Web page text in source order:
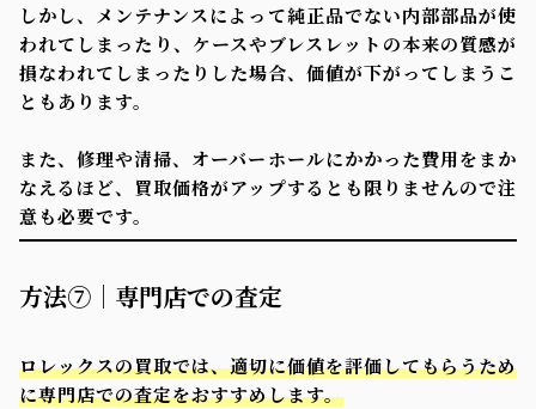
しかし、メンテナンスによって純正品でない内部部品が使
われてしまったり、ケースやブレスレットの本来の質感が
損なわれてしまったりした場合、価値が下がってしまうこ
ともあります。
また、修理や清掃、オーバーホールにかかった費用をまか
なえるほど、買取価格がアップするとも限りませんので注
意も必要です。
方法⑦｜専門店での査定
ロレックスの買取では、適切に価値を評価してもらうため
に専門店での査定をおすすめします。